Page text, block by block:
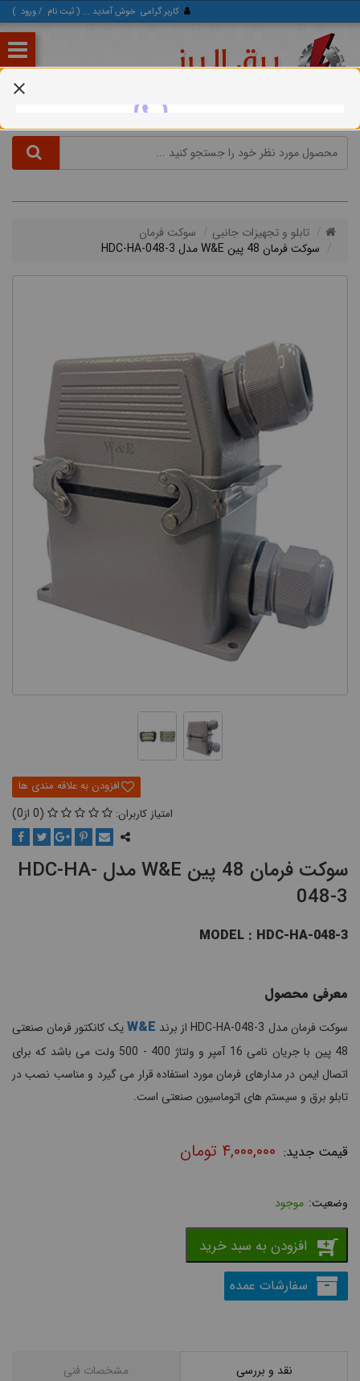
کاربر گرامی خوش آمدید ... ( ثبت‌ نام /ورود )
تابلو و تجهیزات جانبی
سوكت فرمان
سوکت فرمان 48 پین W&E مدل HDC-HA-048-3
0
0
سوکت فرمان 48 پین W&E مدل HDC-HA-
048-3
MODEL : HDC-HA-048-3
معرفی محصول
سوکت فرمان مدل HDC-HA-048-3 از برند W&Eیک کانکتور فرمان صنعتی
48 پین با جریان نامی 16 آمپر و ولتاژ 400 - 500 ولت می باشد که برای
اتصال ایمن در مدارهای فرمان مورد استفاده قرار می گیرد و مناسب نصب در
تابلو برق و سیستم های اتوماسیون صنعتی است.
۴,۰۰۰,۰۰۰ تومان
موجود
افزودن به سبد خرید
سفارشات عمده
نقد و بررسی مشخصات فنی